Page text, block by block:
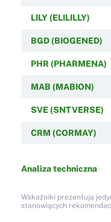
LILY (ELILILLY)
BGD (BIOGENED)
PHR (PHARMENA)
MAB (MABION)
SVE (SNTVERSE)
CRM (CORMAY)
Analiza techniczna
Wskaźniki prezentują
stanowiących